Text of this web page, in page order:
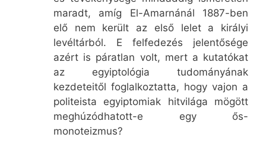
maradt, amíg El-Amarnánál 1887-ben
elő nem került az első lelet a királyi
levéltárból. E felfedezés jelentősége
azért is páratlan volt, mert a kutatókat
az egyiptológia tudományának
kezdeteitől foglalkoztatta, hogy vajon a
politeista egyiptomiak hitvilága mögött
meghúzódhatott-e egy ős-
monoteizmus?